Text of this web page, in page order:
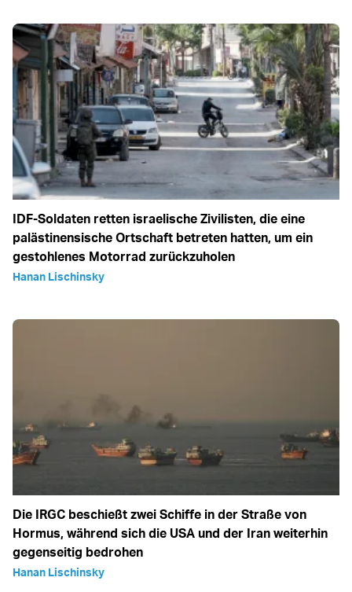
IDF-Soldaten retten israelische Zivilisten, die eine
palästinensische Ortschaft betreten hatten, um ein
gestohlenes Motorrad zurückzuholen
Hanan Lischinsky
Die IRGC beschießt zwei Schiffe in der Straße von
Hormus, während sich die USA und der Iran weiterhin
gegenseitig bedrohen
Hanan Lischinsky